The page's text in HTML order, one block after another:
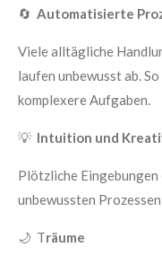
🔄 Automatisierte
Viele alltägliche
laufen unbewusst ab.
komplexere Aufgaben.
💡 Intuition und
Plötzliche
unbewussten
🌙 Träume